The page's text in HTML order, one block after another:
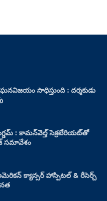
సాధిస్తుంది : దర్శకుడు
: కామన్‌వెల్త్ సెక్రటేరియట్‌తో
సమావేశం
క్యాన్సర్ హాస్పిటల్ & రీసెర్చ్